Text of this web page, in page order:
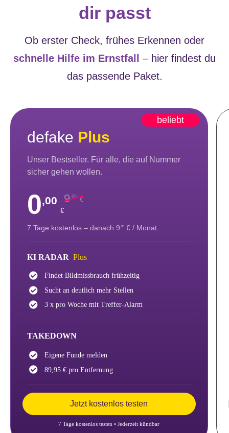
dir passt
Ob erster Check, frühes Erkennen oder
schnelle Hilfe im Ernstfall
– hier findest du
das passende Paket.
beliebt
defake Plus
Unser Bestseller. Für alle, die auf Nummer
sicher gehen wollen.
0,00
€
9 ,95 €
7 Tage kostenlos – danach 9 ,95 € / Monat
KI RADARPlus
Findet Bildmissbrauch frühzeitig
Sucht an deutlich mehr Stellen
3 x pro Woche mit Treffer-Alarm
TAKEDOWN
Eigene Funde melden
89,95 € pro Entfernung
Jetzt kostenlos testen
7 Tage kostenlos testen • Jederzeit kündbar